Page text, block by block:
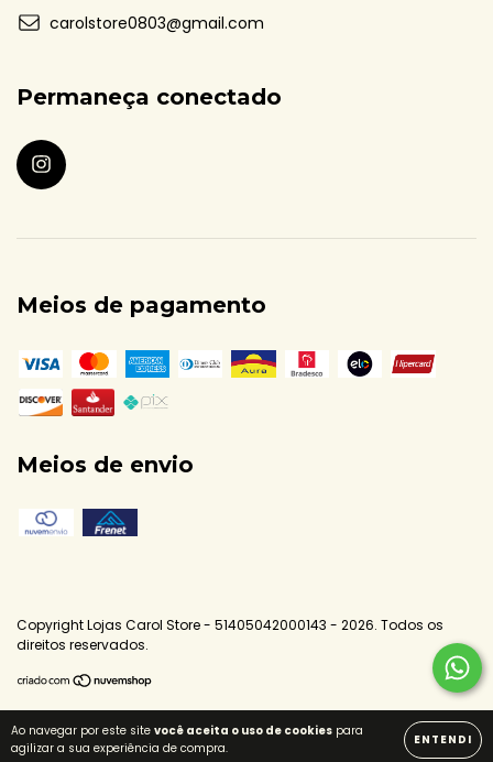
Ao navegar por este site você aceita o uso de cookies para
agilizar a sua experiência de compra.
ENTENDI
carolstore0803@gmail.com
Permaneça conectado
Meios de pagamento
Meios de envio
Copyright Lojas Carol Store - 51405042000143 - 2026. Todos os
direitos reservados.